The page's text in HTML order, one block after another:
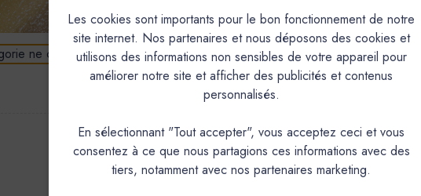
Fiches techniques
ne contient aucun produit.
Les cookies sont importants pour le bon fonctionnement de notre
site internet. Nos partenaires et nous déposons des cookies et
utilisons des informations non sensibles de votre appareil pour
améliorer notre site et afficher des publicités et contenus
personnalisés.
En sélectionnant "Tout accepter", vous acceptez ceci et vous
consentez à ce que nous partagions ces informations avec des
tiers, notamment avec nos partenaires marketing.